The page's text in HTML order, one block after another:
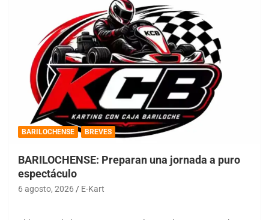
BARILOCHENSE BREVES
BARILOCHENSE: Preparan una jornada a puro
espectáculo
6 agosto, 2026 E-Kart